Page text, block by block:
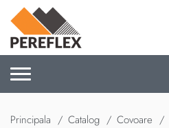
Principala Catalog Covoare